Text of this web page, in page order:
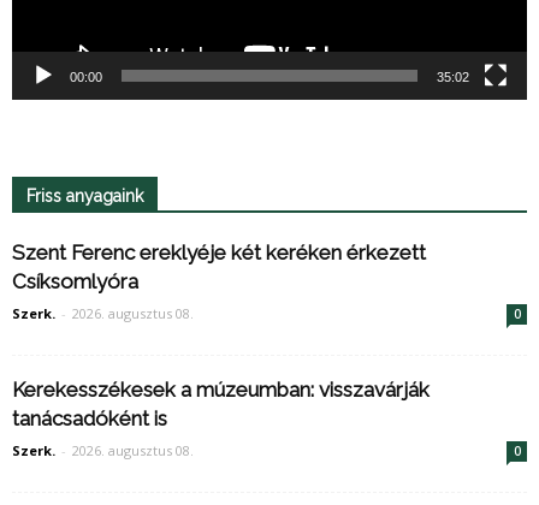
00:00 35:02
Friss anyagaink
Szent Ferenc ereklyéje két keréken érkezett
Csíksomlyóra
Szerk. - 2026. augusztus 08. 0
Kerekesszékesek a múzeumban: visszavárják
tanácsadóként is
Szerk. - 2026. augusztus 08. 0